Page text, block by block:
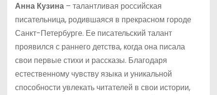
Анна Кузина – талантливая российская
писательница, родившаяся в прекрасном городе
Санкт-Петербурге. Ее писательский талант
проявился с раннего детства, когда она писала
свои первые стихи и рассказы. Благодаря
естественному чувству языка и уникальной
способности увлекать читателей в свои истории,